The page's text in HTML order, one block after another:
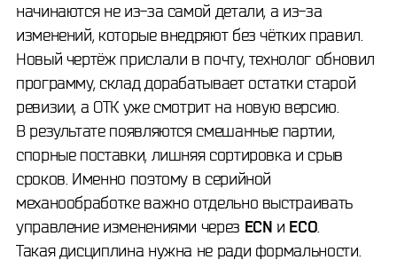
начинаются не из-за самой детали, а из-за
изменений, которые внедряют без чётких правил.
Новый чертёж прислали в почту, технолог обновил
программу, склад дорабатывает остатки старой
ревизии, а ОТК уже смотрит на новую версию.
В результате появляются смешанные партии,
спорные поставки, лишняя сортировка и срыв
сроков. Именно поэтому в серийной
механообработке важно отдельно выстраивать
управление изменениями через ECN и ECO
Такая дисциплина нужна не ради формальности.